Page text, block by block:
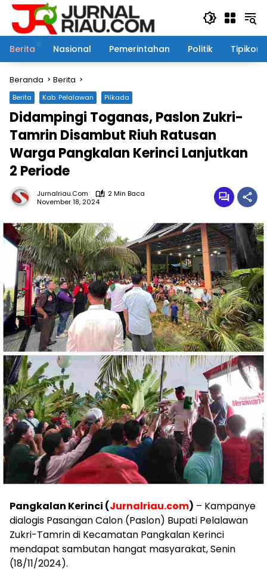
Langsung
konten
Berita
Nasional Pemerintahan Politik Tipikor
Beranda Berita
Berita Kab. Pelalawan Pilkada
Didampingi Toganas, Paslon Zukri-
Tamrin Disambut Riuh Ratusan
Warga Pangkalan Kerinci Lanjutkan
2 Periode
Jurnalriau.com
2 Min Baca
November 18, 2024
Pangkalan Kerinci (Jurnalriau.com) – Kampanye
dialogis Pasangan Calon (Paslon) Bupati Pelalawan
Zukri-Tamrin di Kecamatan Pangkalan Kerinci
mendapat sambutan hangat masyarakat, Senin
(18/11/2024).